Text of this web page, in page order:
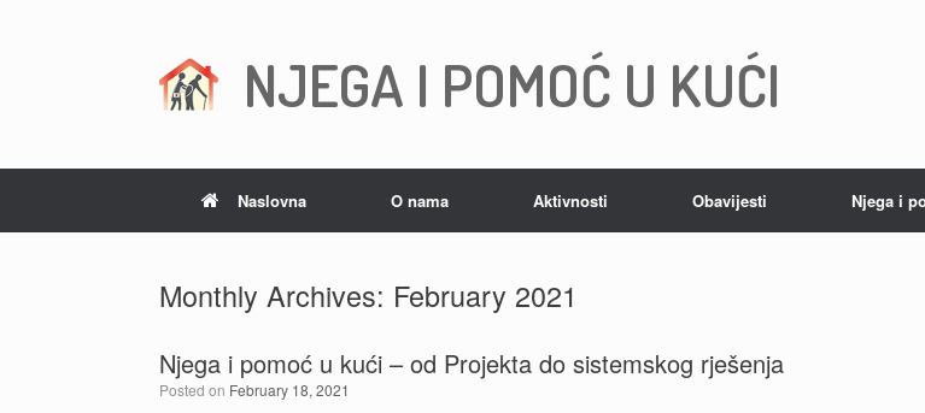
NJEGA I POMOĆ U KUĆI
Naslovna O nama Aktivnosti Obavijesti Njega i
Monthly Archives: February 2021
Njega i pomoć u kući – od Projekta do sistemskog rješenja
Posted on February 18, 2021